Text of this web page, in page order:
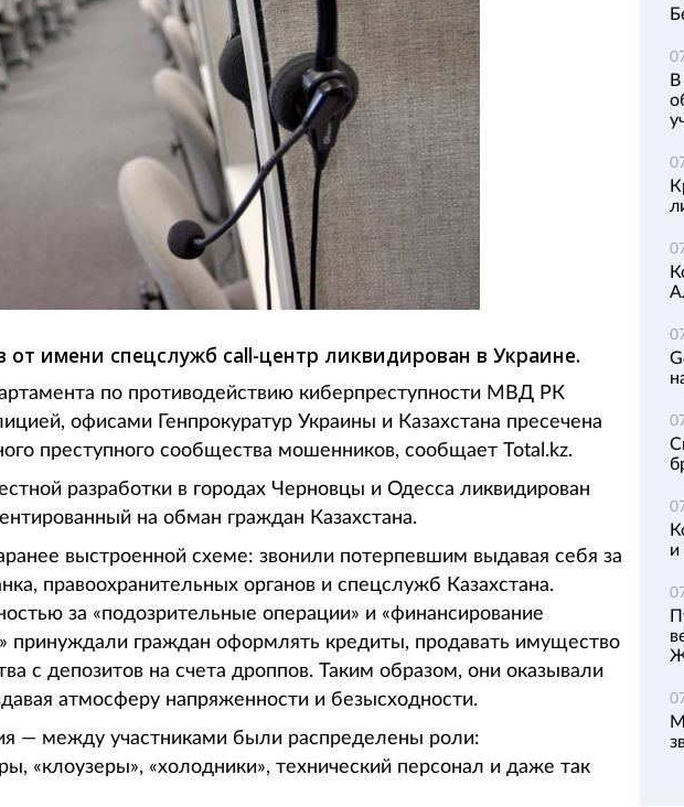
имени спецслужб call-центр ликвидирован в Украине.
по противодействию киберпреступности МВД РК
офисами Генпрокуратур Украины и Казахстана пресечена
преступного сообщества мошенников, сообщает Total.kz.
разработки в городах Черновцы и Одесса ликвидирован
на обман граждан Казахстана.
выстроенной схеме: звонили потерпевшим выдавая себя за
правоохранительных органов и спецслужб Казахстана.
за «подозрительные операции» и «финансирование
принуждали граждан оформлять кредиты, продавать имущество
с депозитов на счета дроппов. Таким образом, они оказывали
атмосферу напряженности и безысходности.
— между участниками были распределены роли:
«клоузеры», «холодники», технический персонал и даже так
и